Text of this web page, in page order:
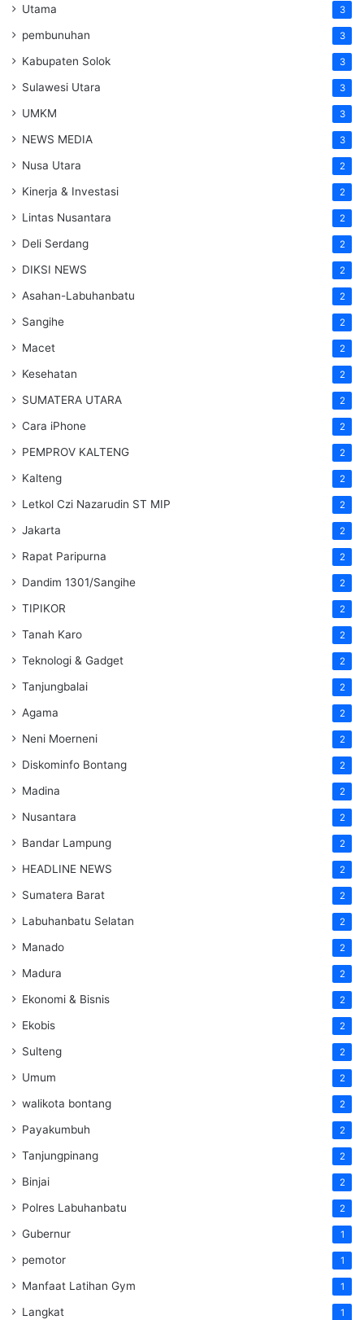
Utama 3
pembunuhan 3
Kabupaten Solok 3
Sulawesi Utara 3
UMKM 3
NEWS MEDIA 3
Nusa Utara 2
Kinerja & Investasi 2
Lintas Nusantara 2
Deli Serdang 2
DIKSI NEWS 2
Asahan-Labuhanbatu 2
Sangihe 2
Macet 2
Kesehatan 2
SUMATERA UTARA 2
Cara iPhone 2
PEMPROV KALTENG 2
Kalteng 2
Letkol Czi Nazarudin ST MIP 2
Jakarta 2
Rapat Paripurna 2
Dandim 1301/Sangihe 2
TIPIKOR 2
Tanah Karo 2
Teknologi & Gadget 2
Tanjungbalai 2
Agama 2
Neni Moerneni 2
Diskominfo Bontang 2
Madina 2
Nusantara 2
Bandar Lampung 2
HEADLINE NEWS 2
Sumatera Barat 2
Labuhanbatu Selatan 2
Manado 2
Madura 2
Ekonomi & Bisnis 2
Ekobis 2
Sulteng 2
Umum 2
walikota bontang 2
Payakumbuh 2
Tanjungpinang 2
Binjai 2
Polres Labuhanbatu 2
Gubernur 1
pemotor 1
Manfaat Latihan Gym 1
Langkat 1